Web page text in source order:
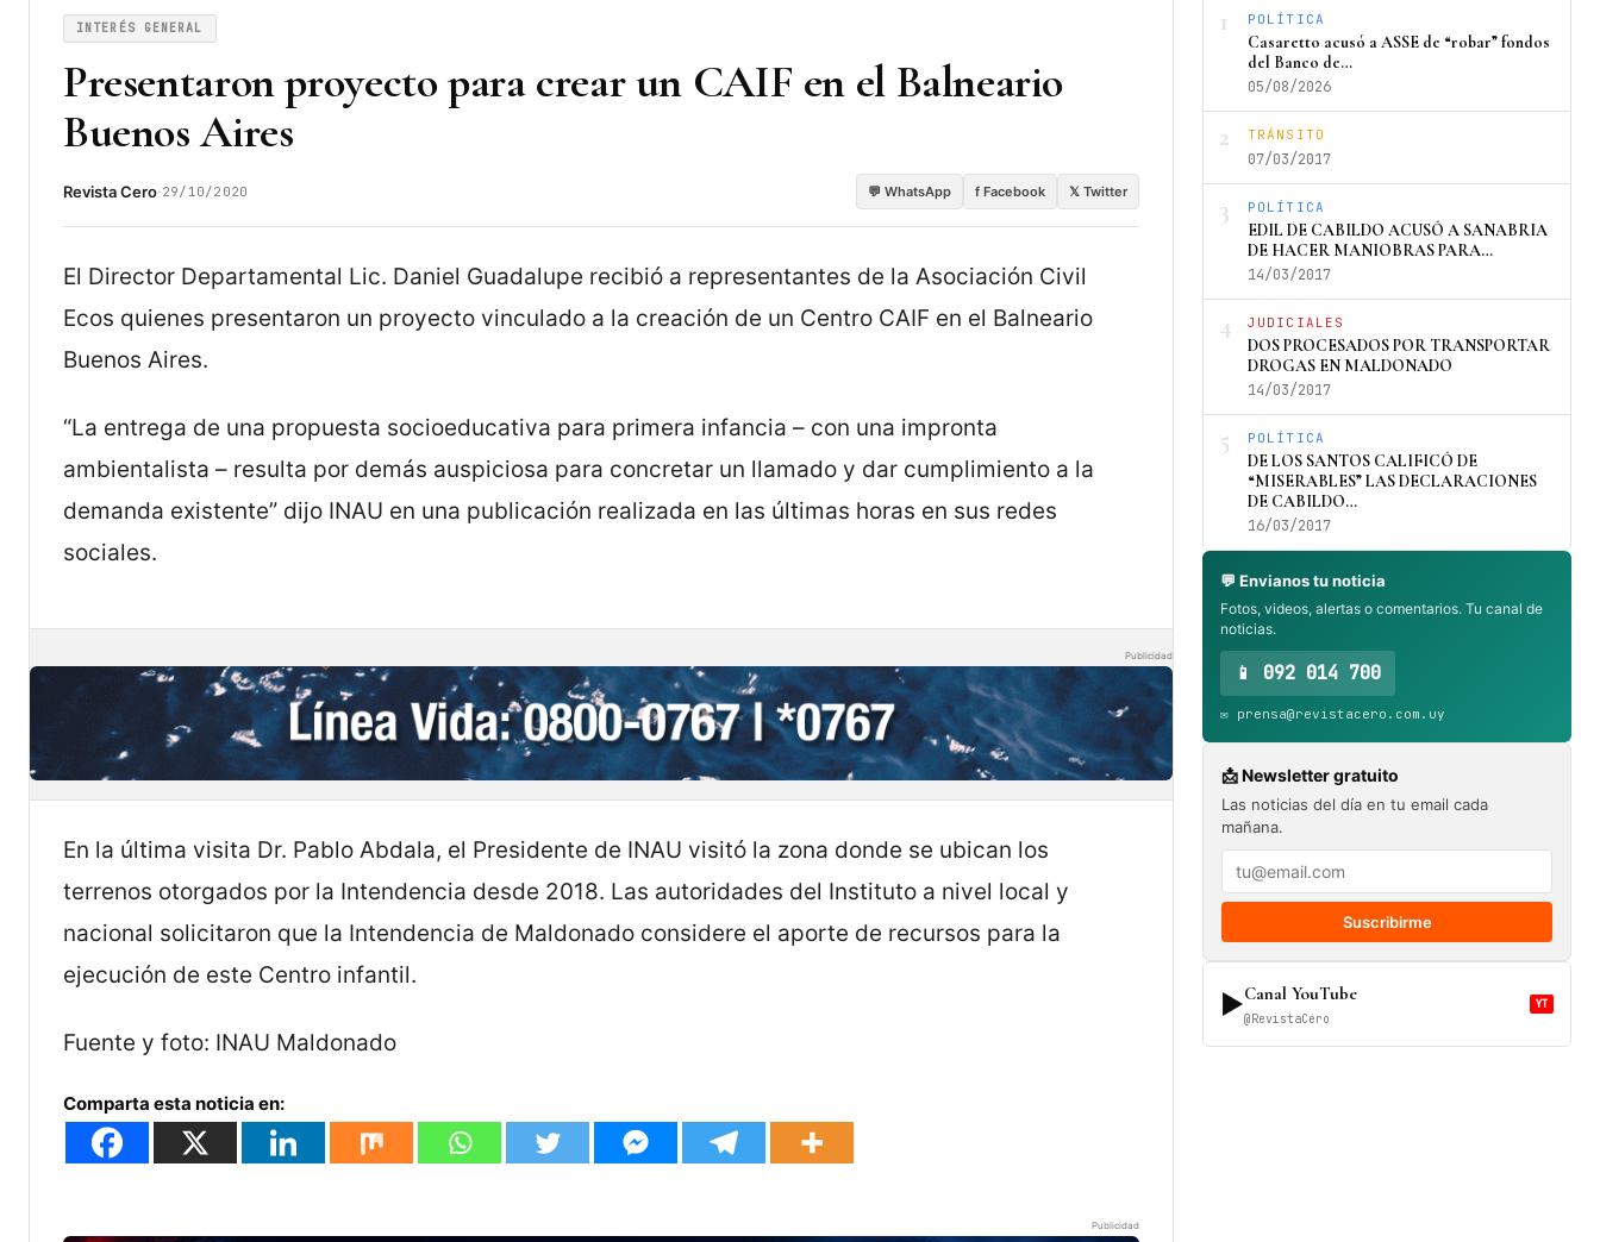
INTERÉS GENERAL
Presentaron proyecto para crear un CAIF en el Balneario
Buenos Aires
Revista Cero·29/10/2020 💬 WhatsApp f Facebook 𝕏 Twitter
El Director Departamental Lic. Daniel Guadalupe recibió a representantes de la Asociación Civil
Ecos quienes presentaron un proyecto vinculado a la creación de un Centro CAIF en el Balneario
Buenos Aires.
“La entrega de una propuesta socioeducativa para primera infancia – con una impronta
ambientalista – resulta por demás auspiciosa para concretar un llamado y dar cumplimiento a la
demanda existente” dijo INAU en una publicación realizada en las últimas horas en sus redes
sociales.
Publicidad
En la última visita Dr. Pablo Abdala, el Presidente de INAU visitó la zona donde se ubican los
terrenos otorgados por la Intendencia desde 2018. Las autoridades del Instituto a nivel local y
nacional solicitaron que la Intendencia de Maldonado considere el aporte de recursos para la
ejecución de este Centro infantil.
Fuente y foto: INAU Maldonado
Comparta esta noticia en:
Publicidad
1 POLÍTICA
Casaretto acusó a ASSE de “robar” fondos
del Banco de…
05/08/2026
2 TRÁNSITO
07/03/2017
3 POLÍTICA
EDIL DE CABILDO ACUSÓ A SANABRIA
DE HACER MANIOBRAS PARA…
14/03/2017
4 JUDICIALES
DOS PROCESADOS POR TRANSPORTAR
DROGAS EN MALDONADO
14/03/2017
5 POLÍTICA
DE LOS SANTOS CALIFICÓ DE
“MISERABLES” LAS DECLARACIONES
DE CABILDO…
16/03/2017
💬 Envianos tu noticia
Fotos, videos, alertas o comentarios. Tu canal de
noticias.
📱 092 014 700
✉️ prensa@revistacero.com.uy
📩 Newsletter gratuito
Las noticias del día en tu email cada
mañana.
Suscribirme
▶Canal YouTube
@RevistaCero
YT